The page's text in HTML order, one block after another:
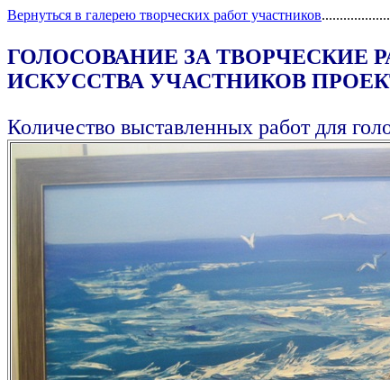
Вернуться в галерею творческих работ участников...................
ГОЛОСОВАНИЕ ЗА ТВОРЧЕСКИЕ
ИСКУССТВА УЧАСТНИКОВ
Количество выставленных работ для